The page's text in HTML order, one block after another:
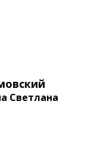
Светлана